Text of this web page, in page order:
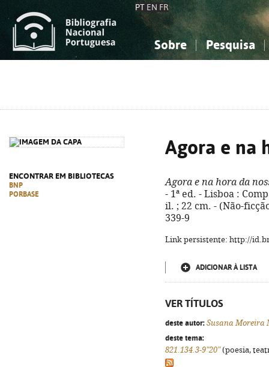
PT EN FR
Sobre Pesquisa
ENCONTRAR EM BIBLIOTECAS
BNP
PORBASE
Agora e na
Agora e na hora da
- 1ª ed. - Lisboa :
il. ; 22 cm. - (Não-
339-9
Link persistente: http://
ADICIONAR À LISTA
VER TÍTULOS
deste autor: Susana Moreira
deste tema:
821.134.3-9"20"(poesia,